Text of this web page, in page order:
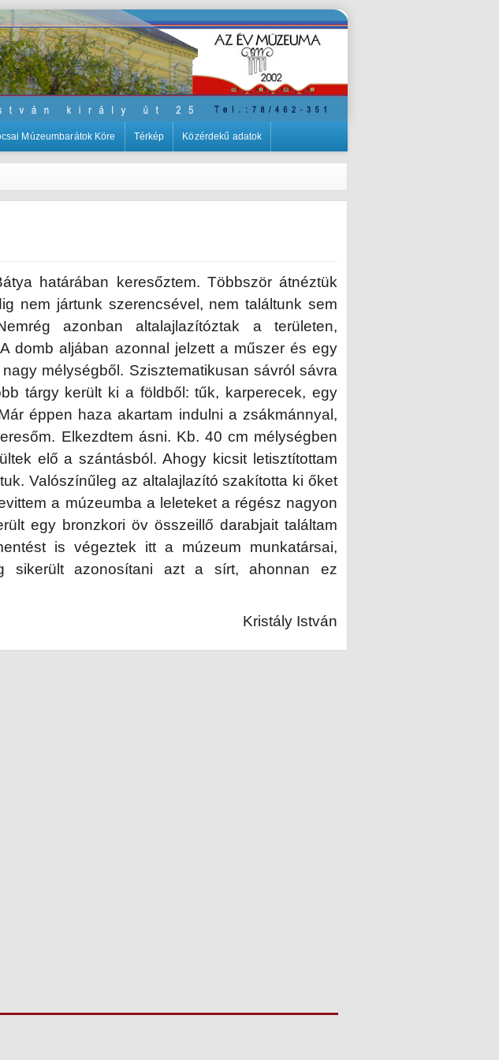
Múzeumbarátok Köre Térkép Közérdekű adatok
határában keresőztem. Többször átnéztük
nem jártunk szerencsével, nem találtunk sem
azonban altalajlazítóztak a területen,
domb aljában azonnal jelzett a műszer és egy
mélységből. Szisztematikusan sávról sávra
tárgy került ki a földből: tűk, karperecek, egy
éppen haza akartam indulni a zsákmánnyal,
Elkezdtem ásni. Kb. 40 cm mélységben
elő a szántásból. Ahogy kicsit letisztítottam
Valószínűleg az altalajlazító szakította ki őket
a múzeumba a leleteket a régész nagyon
egy bronzkori öv összeillő darabjait találtam
is végeztek itt a múzeum munkatársai,
sikerült azonosítani azt a sírt, ahonnan ez
Kristály István